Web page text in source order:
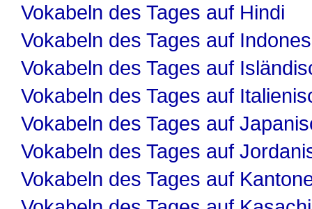
Vokabeln des Tages auf Hindi
Vokabeln des Tages auf
Vokabeln des Tages auf
Vokabeln des Tages auf
Vokabeln des Tages auf
Vokabeln des Tages auf
Vokabeln des Tages auf